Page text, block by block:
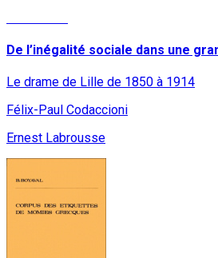
De l’inégalité sociale dans une
Le drame de Lille de 1850 à 1914
Félix-Paul Codaccioni
Ernest Labrousse